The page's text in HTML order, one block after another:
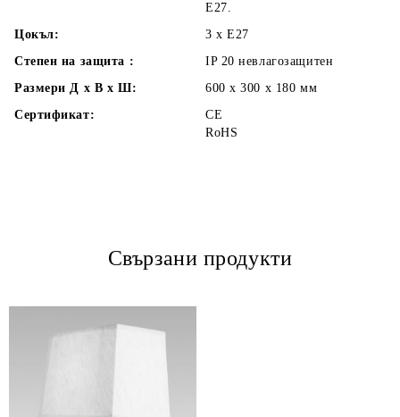
Е27.
Цокъл:
3 x E27
Степен на защита :
IP 20 невлагозащитен
Размери Д х В х Ш:
600 х 300 х 180 мм
Сертификат:
CE
RoHS
Свързани продукти